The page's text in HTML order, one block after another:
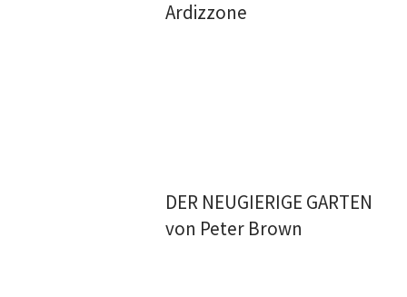
Ardizzone
DER NEUGIERIGE GARTEN
von Peter Brown